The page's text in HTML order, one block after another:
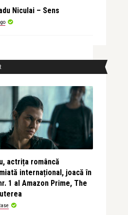
Niculai – Sens
actrița româncă
internațional, joacă în
1 al Amazon Prime, The